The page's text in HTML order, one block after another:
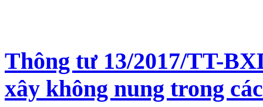
Thông tư 13/2017/TT-
xây không nung trong